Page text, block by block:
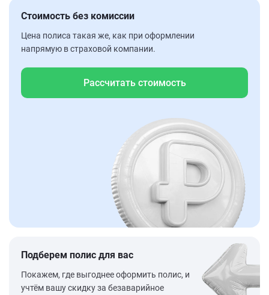
Стоимость без комиссии
Цена полиса такая же, как при оформлении
напрямую в страховой компании.
Рассчитать стоимость
Подберем полис для вас
Покажем, где выгоднее оформить полис, и
учтём вашу скидку за безаварийное